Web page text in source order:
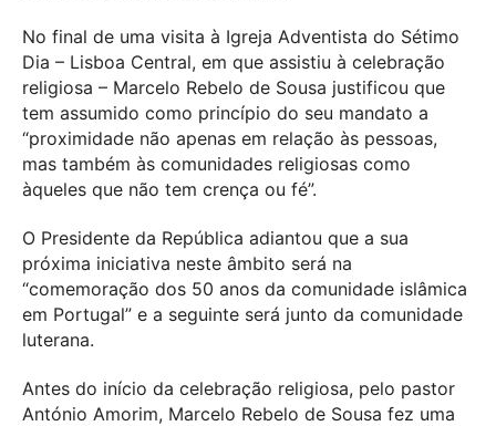
No final de uma visita à Igreja Adventista do Sétimo
Dia – Lisboa Central, em que assistiu à celebração
religiosa – Marcelo Rebelo de Sousa justificou que
tem assumido como princípio do seu mandato a
“proximidade não apenas em relação às pessoas,
mas também às comunidades religiosas como
àqueles que não tem crença ou fé”.
O Presidente da República adiantou que a sua
próxima iniciativa neste âmbito será na
“comemoração dos 50 anos da comunidade islâmica
em Portugal” e a seguinte será junto da comunidade
luterana.
Antes do início da celebração religiosa, pelo pastor
António Amorim, Marcelo Rebelo de Sousa fez uma